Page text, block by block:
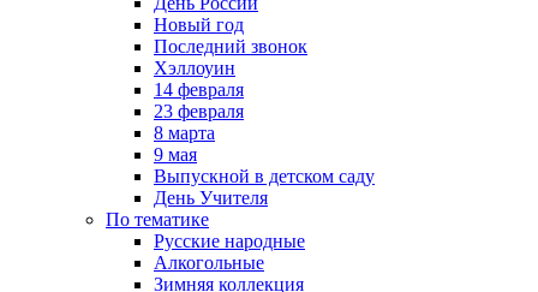
Новый год
Последний звонок
Хэллоуин
14 февраля
23 февраля
8 марта
9 мая
Выпускной в детском саду
День Учителя
По тематике
Русские народные
Алкогольные
Зимняя коллекция